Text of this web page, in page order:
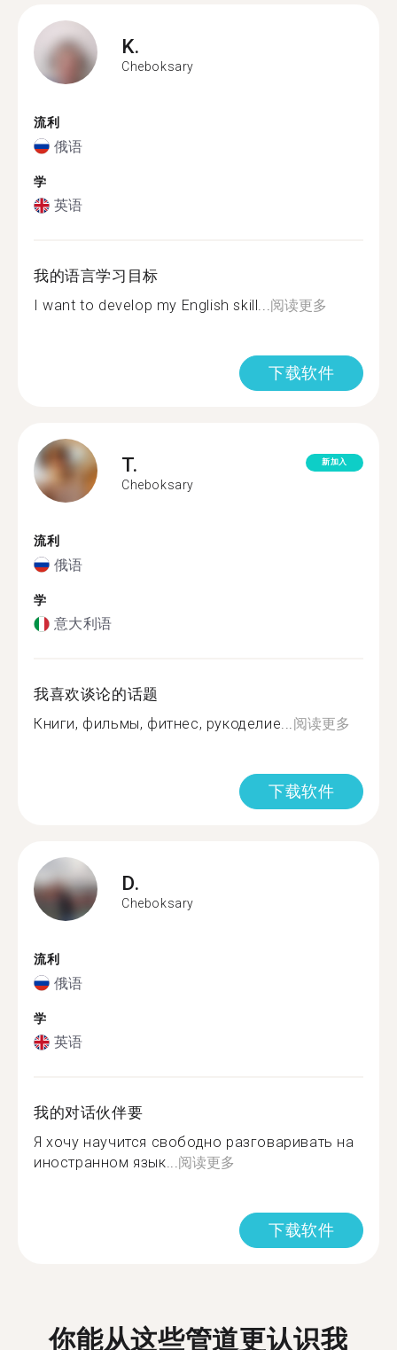
K.
Cheboksary
流利
俄语
学
英语
我的语言学习目标
I want to develop my English skill...阅读更多
下载软件
T.
Cheboksary
新加入
流利
俄语
学
意大利语
我喜欢谈论的话题
Книги, фильмы, фитнес, рукоделие...阅读更多
下载软件
D.
Cheboksary
流利
俄语
学
英语
我的对话伙伴要
Я хочу научится свободно разговаривать на
иностранном язык...阅读更多
下载软件
你能从这些管道更认识我